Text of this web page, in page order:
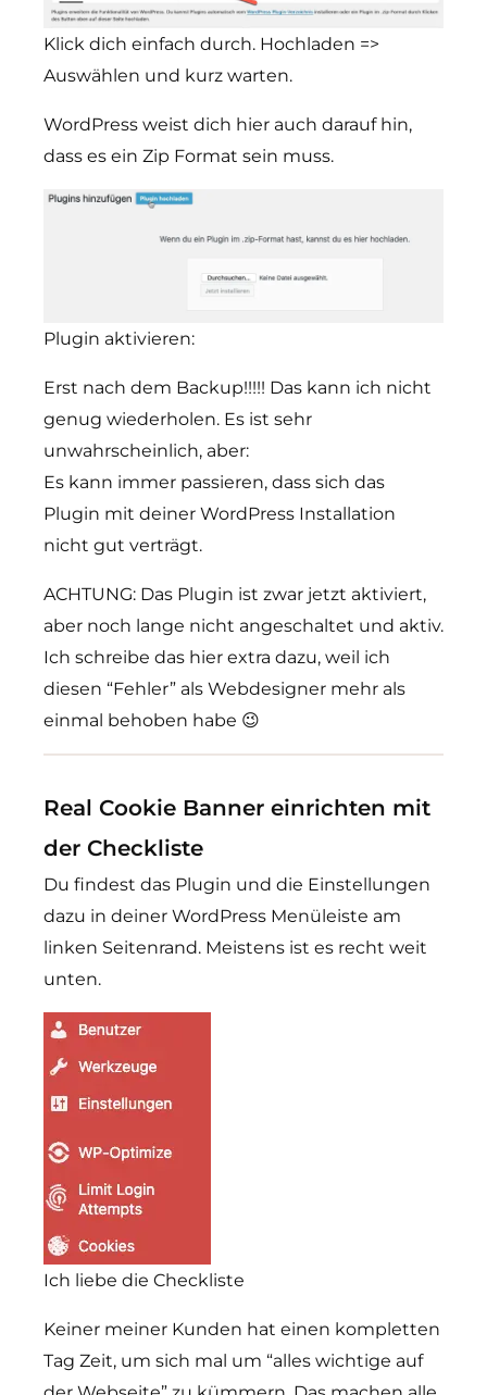
Klick dich einfach durch. Hochladen =>
Auswählen und kurz warten.
WordPress weist dich hier auch darauf hin,
dass es ein Zip Format sein muss.
Plugin aktivieren:
Erst nach dem Backup!!!!! Das kann ich nicht
genug wiederholen. Es ist sehr
unwahrscheinlich, aber:
Es kann immer passieren, dass sich das
Plugin mit deiner WordPress Installation
nicht gut verträgt.
ACHTUNG: Das Plugin ist zwar jetzt aktiviert,
aber noch lange nicht angeschaltet und aktiv.
Ich schreibe das hier extra dazu, weil ich
diesen “Fehler” als Webdesigner mehr als
einmal behoben habe 😉
Real Cookie Banner einrichten mit
der Checkliste
Du findest das Plugin und die Einstellungen
dazu in deiner WordPress Menüleiste am
linken Seitenrand. Meistens ist es recht weit
unten.
Ich liebe die Checkliste
Keiner meiner Kunden hat einen kompletten
Tag Zeit, um sich mal um “alles wichtige auf